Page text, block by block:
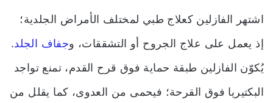
اشتهر الفازلين كعلاج طبي لمختلف الأمراض الجلدية؛
إذ يعمل على علاج الجروح أو التشققات، وجفاف الجلد.
يُكوّن الفازلين طبقة حماية فوق قرح القدم، تمنع تواجد
البكتيريا فوق القرحة؛ فيحمى من العدوى، كما يقلل من